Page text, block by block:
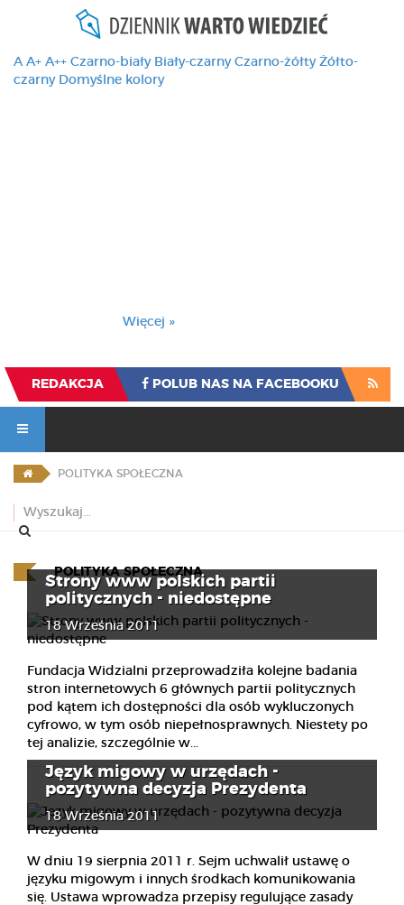
A A+ A++ Czarno-biały Biały-czarny Czarno-żółty Żółto-
czarny Domyślne kolory
Więcej »
REDAKCJA POLUB NAS NA FACEBOOKU
POLITYKA SPOŁECZNA
POLITYKA SPOŁECZNA
Strony www polskich partii
politycznych - niedostępne
18 Września 2011
Fundacja Widzialni przeprowadziła kolejne badania
stron internetowych 6 głównych partii politycznych
pod kątem ich dostępności dla osób wykluczonych
cyfrowo, w tym osób niepełnosprawnych. Niestety po
tej analizie, szczególnie w...
Język migowy w urzędach -
pozytywna decyzja Prezydenta
18 Września 2011
W dniu 19 sierpnia 2011 r. Sejm uchwalił ustawę o
języku migowym i innych środkach komunikowania
się. Ustawa wprowadza przepisy regulujące zasady